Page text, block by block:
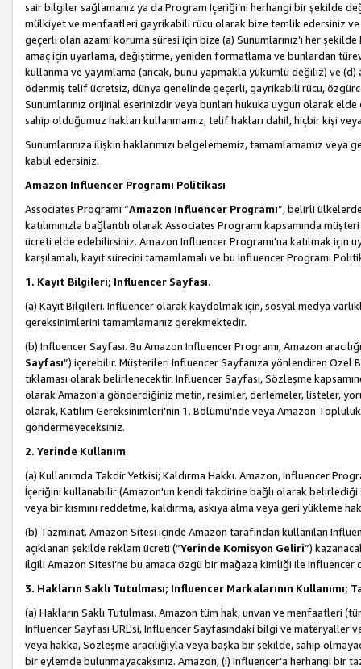
sair bilgiler sağlamanız ya da Program İçeriği’ni herhangi bir şekilde
mülkiyet ve menfaatleri gayrikabili rücu olarak bize temlik edersiniz ve
geçerli olan azami koruma süresi için bize (a) Sunumlarınız’ı her
amaç için uyarlama, değiştirme, yeniden formatlama ve bunlardan türev
kullanma ve yayımlama (ancak, bunu yapmakla yükümlü değiliz) ve
ödenmiş telif ücretsiz, dünya genelinde geçerli, gayrikabili rücu,
Sunumlarınız orijinal eserinizdir veya bunları hukuka uygun olarak
sahip olduğumuz hakları kullanmamız, telif hakları dahil, hiçbir kişi
Sunumlarınıza ilişkin haklarımızı belgelememiz, tamamlamamız
kabul edersiniz.
Amazon Influencer Programı Politikası
Associates Programı “Amazon Influencer Programı”, belirli
katılımınızla bağlantılı olarak Associates Programı kapsamında
ücreti elde edebilirsiniz. Amazon Influencer Programı'na katılmak için
karşılamalı, kayıt sürecini tamamlamalı ve bu Influencer Programı
1. Kayıt Bilgileri; Influencer Sayfası.
(a) Kayıt Bilgileri. Influencer olarak kaydolmak için, sosyal medya
gereksinimlerini tamamlamanız gerekmektedir.
(b) Influencer Sayfası. Bu Amazon Influencer Programı, Amazon
Sayfası”) içerebilir. Müşterileri Influencer Sayfanıza yönlendiren Özel
tıklaması olarak belirlenecektir. Influencer Sayfası, Sözleşme
olarak Amazon'a gönderdiğiniz metin, resimler, derlemeler, listeler,
olarak, Katılım Gereksinimleri’nin 1. Bölümü’nde veya Amazon
göndermeyeceksiniz.
2. Yerinde Kullanım
(a) Kullanımda Takdir Yetkisi; Kaldırma Hakkı. Amazon, Influencer
İçeriğini kullanabilir (Amazon'un kendi takdirine bağlı olarak belirlediği
veya bir kısmını reddetme, kaldırma, askıya alma veya geri yükleme
(b) Tazminat. Amazon Sitesi içinde Amazon tarafından kullanılan
açıklanan şekilde reklam ücreti (“Yerinde Komisyon Geliri”)
ilgili Amazon Sitesi’ne bu amaca özgü bir mağaza kimliği ile Influencer
3. Hakların Saklı Tutulması; Influencer Markalarının Kullanımı;
(a) Hakların Saklı Tutulması. Amazon tüm hak, unvan ve menfaatleri
Influencer Sayfası URL'si, Influencer Sayfasındaki bilgi ve materyaller
veya hakka, Sözleşme aracılığıyla veya başka bir şekilde, sahip
bir eylemde bulunmayacaksınız. Amazon, (i) Influencer'a herhangi bir